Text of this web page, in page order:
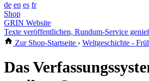
de en es fr
Shop
GRIN Website
Texte veröffentlichen, Rundum-Service
Zur Shop-Startseite › Weltgeschichte -
Das